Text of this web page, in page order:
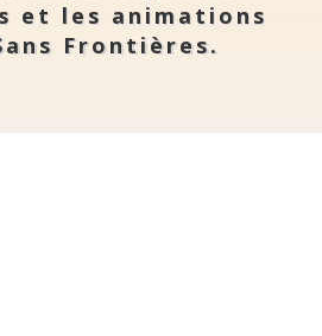
et les animations
Frontières.